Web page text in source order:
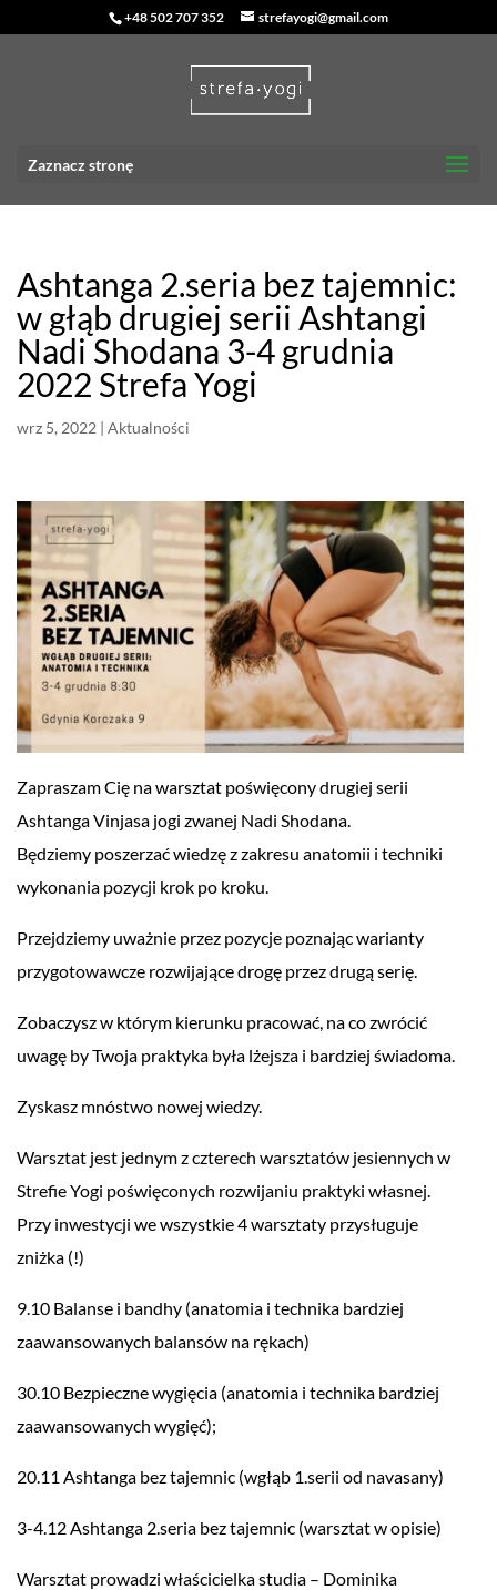
+48 502 707 352 strefayogi@gmail.com
Zaznacz stronę
Ashtanga 2.seria bez tajemnic:
w głąb drugiej serii Ashtangi
Nadi Shodana 3-4 grudnia
2022 Strefa Yogi
wrz 5, 2022 | Aktualności
Zapraszam Cię na warsztat poświęcony drugiej serii
Ashtanga Vinjasa jogi zwanej Nadi Shodana.
Będziemy poszerzać wiedzę z zakresu anatomii i techniki
wykonania pozycji krok po kroku.
Przejdziemy uważnie przez pozycje poznając warianty
przygotowawcze rozwijające drogę przez drugą serię.
Zobaczysz w którym kierunku pracować, na co zwrócić
uwagę by Twoja praktyka była lżejsza i bardziej świadoma.
Zyskasz mnóstwo nowej wiedzy.
Warsztat jest jednym z czterech warsztatów jesiennych w
Strefie Yogi poświęconych rozwijaniu praktyki własnej.
Przy inwestycji we wszystkie 4 warsztaty przysługuje
zniżka (!)
9.10 Balanse i bandhy (anatomia i technika bardziej
zaawansowanych balansów na rękach)
30.10 Bezpieczne wygięcia (anatomia i technika bardziej
zaawansowanych wygięć);
20.11 Ashtanga bez tajemnic (wgłąb 1.serii od navasany)
3-4.12 Ashtanga 2.seria bez tajemnic (warsztat w opisie)
Warsztat prowadzi właścicielka studia – Dominika